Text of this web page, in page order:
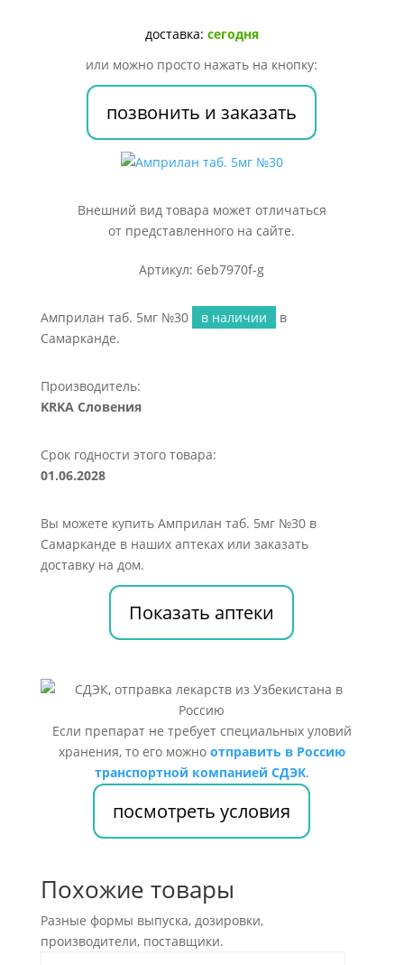
доставка: сегодня
или можно просто нажать на кнопку:
позвонить и заказать
Внешний вид товара может отличаться
от представленного на сайте.
Артикул: 6eb7970f-g
Амприлан таб. 5мг №30 в наличии
в
Самарканде.
Производитель:
KRKA Словения
Срок годности этого товара:
01.06.2028
Вы можете купить Амприлан таб. 5мг №30 в
Самарканде в наших аптеках или заказать
доставку на дом.
Показать аптеки
Если препарат не требует специальных уловий
хранения, то его можно отправить в Россию
транспортной компанией СДЭК.
посмотреть условия
Похожие товары
Разные формы выпуска, дозировки,
производители, поставщики.